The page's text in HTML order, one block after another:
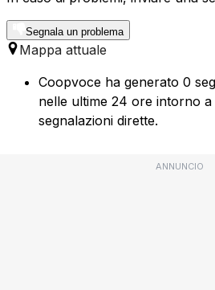
Segnala un problema
Mappa attuale
Coopvoce ha generato 0
nelle ultime 24 ore intorno a
segnalazioni dirette.
ANNUNCIO